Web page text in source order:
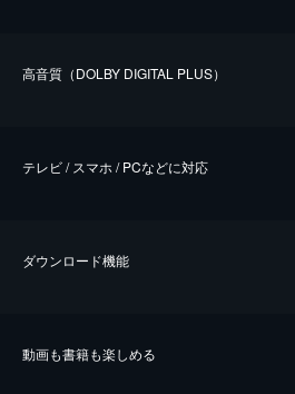
⾼⾳質（DOLBY DIGITAL PLUS）
テレビ / スマホ / PCなどに対応
ダウンロード機能
動画も書籍も楽しめる